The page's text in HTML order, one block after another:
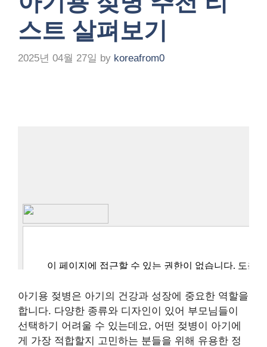
스트 살펴보기
2025년 04월 27일 by koreafrom0
아기용 젖병은 아기의 건강과 성장에 중요한 역할을
합니다. 다양한 종류와 디자인이 있어 부모님들이
선택하기 어려울 수 있는데요, 어떤 젖병이 아기에
게 가장 적합할지 고민하는 분들을 위해 유용한 정